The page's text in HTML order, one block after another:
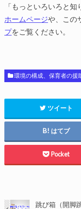
「もっといろいろと知
ホームページや、この
プをご覧ください。
環境の構成、保育者の援
ツイート
はてブ
Pocket
跳び箱（開脚